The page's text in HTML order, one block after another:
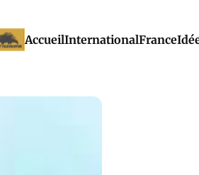
AccueilInternationalFrance